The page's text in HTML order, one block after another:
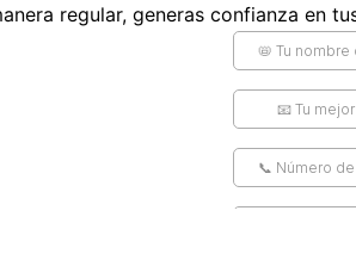
regular, generas confianza en